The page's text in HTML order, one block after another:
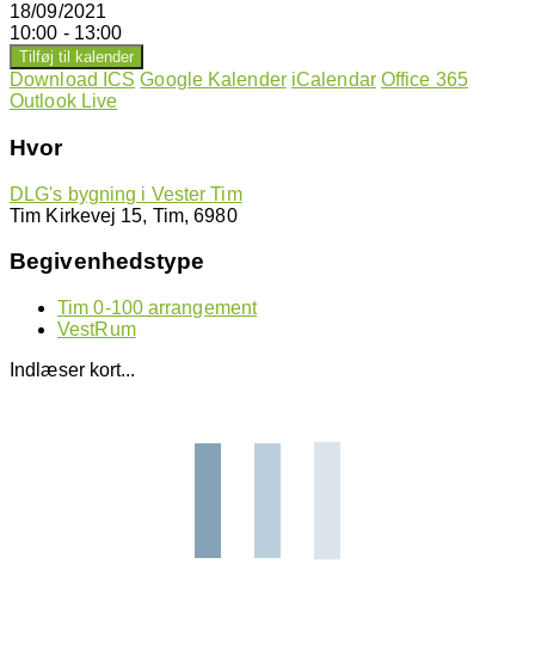
18/09/2021
10:00 - 13:00
Tilføj til kalender
Download ICS Google Kalender iCalendar Office 365
Outlook Live
Hvor
DLG's bygning i Vester Tim
Tim Kirkevej 15, Tim, 6980
Begivenhedstype
Tim 0-100 arrangement
VestRum
Indlæser kort...